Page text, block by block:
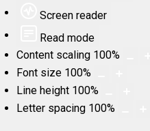
Screen reader
Read mode
Content scaling 100%
Font size 100%
Line height 100%
Letter spacing 100%